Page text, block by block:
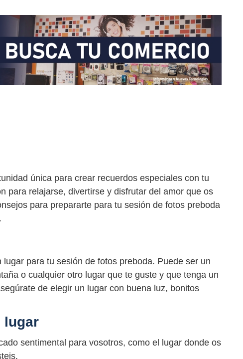
única para crear recuerdos especiales con tu
para relajarse, divertirse y disfrutar del amor que os
para prepararte para tu sesión de fotos preboda
para tu sesión de fotos preboda. Puede ser un
o cualquier otro lugar que te guste y que tenga un
de elegir un lugar con buena luz, bonitos
lugar
sentimental para vosotros, como el lugar donde os